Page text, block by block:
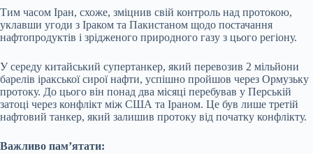
Тим часом Іран, схоже, зміцнив свій контроль над протокою,
уклавши угоди з Іраком та Пакистаном щодо постачання
нафтопродуктів і зрідженого природного газу з цього регіону.
У середу китайський супертанкер, який перевозив 2 мільйони
барелів іракської сирої нафти, успішно пройшов через Ормузьку
протоку. До цього він понад два місяці перебував у Перській
затоці через конфлікт між США та Іраном. Це був лише третій
нафтовий танкер, який залишив протоку від початку конфлікту.
Важливо пам’ятати: